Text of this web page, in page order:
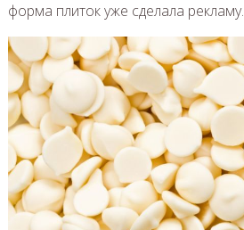
форма плиток уже сделала рекламу.